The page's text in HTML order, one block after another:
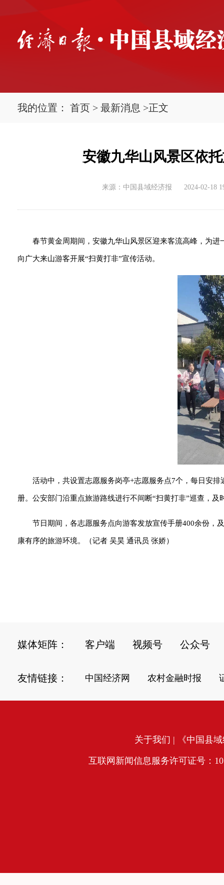
我的位置： 首页 > 最新消息 >正文
安徽九华山风景区依
来源：中国县域经济报 2024-02-18
春节黄金周期间，安徽九华山风景区迎来客流高峰，为
向广大来山游客开展“扫黄打非”宣传活动。
活动中，共设置志愿服务岗亭+志愿服务点7个，每日安
册。公安部门沿重点旅游路线进行不间断“扫黄打非”巡查，
节日期间，各志愿服务点向游客发放宣传手册400余份，
康有序的旅游环境。（记者 吴昊 通讯员 张娇）
媒体矩阵： 客户端 视频号 公众号
友情链接： 中国经济网 农村金融时报
关于我们 | 《中国县
互联网新闻信息服务许可证号：